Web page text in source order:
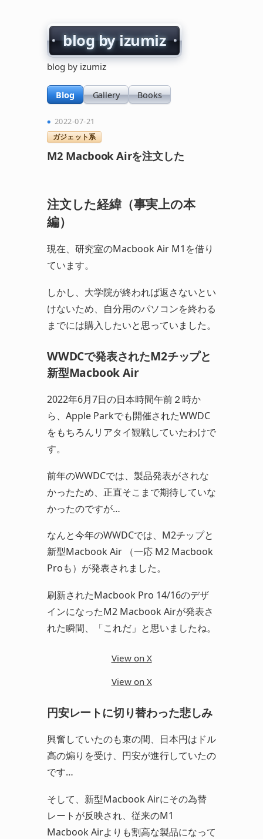
blog by izumiz
blog by izumiz
Blog Gallery Books
2022-07-21
ガジェット系
M2 Macbook Airを注文した
注文した経緯（事実上の本
編）
現在、研究室のMacbook Air M1を借り
ています。
しかし、大学院が終われば返さないとい
けないため、自分用のパソコンを終わる
までには購入したいと思っていました。
WWDCで発表されたM2チップと
新型Macbook Air
2022年6月7日の日本時間午前２時か
ら、Apple Parkでも開催されたWWDC
をもちろんリアタイ観戦していたわけで
す。
前年のWWDCでは、製品発表がされな
かったため、正直そこまで期待していな
かったのですが…
なんと今年のWWDCでは、M2チップと
新型Macbook Air （一応 M2 Macbook
Proも）が発表されました。
刷新されたMacbook Pro 14/16のデザ
インになったM2 Macbook Airが発表さ
れた瞬間、「これだ」と思いましたね。
View on X
View on X
円安レートに切り替わった悲しみ
興奮していたのも束の間、日本円はドル
高の煽りを受け、円安が進行していたの
です…
そして、新型Macbook Airにその為替
レートが反映され、従来のM1
Macbook Airよりも割高な製品になって